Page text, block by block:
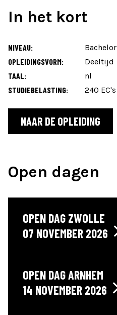
In het kort
NIVEAU:
Bachelor
OPLEIDINGSVORM:
Deeltijd
TAAL:
nl
STUDIEBELASTING:
240 EC's
NAAR DE OPLEIDING
Open dagen
OPEN DAG ZWOLLE
07 NOVEMBER 2026
OPEN DAG ARNHEM
14 NOVEMBER 2026